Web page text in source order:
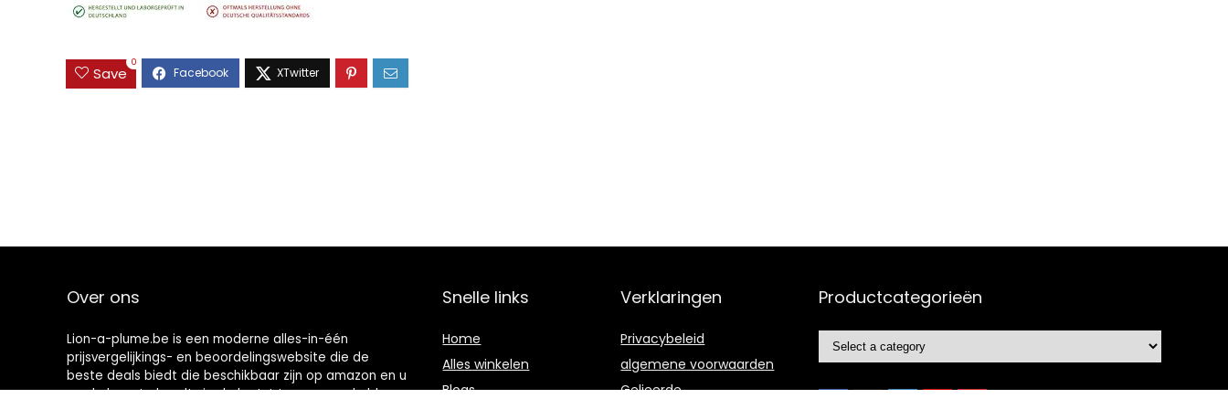
Save
0
Over ons
Lion-a-plume.be is een moderne alles-in-één
prijsvergelijkings- en beoordelingswebsite die de
beste deals biedt die beschikbaar zijn op amazon en u
op de hoogte houdt via de laatst toegevoegde blogs.
Snelle links
Home
Alles winkelen
Blogs
Verklaringen
Privacybeleid
algemene voorwaarden
Gelieerde
Productcategorieën